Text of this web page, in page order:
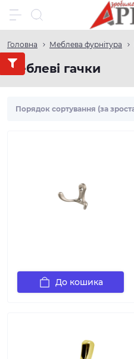
Головна Меблева фурнітура
Меблеві гачки
До кошика